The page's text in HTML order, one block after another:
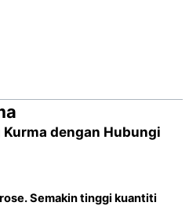
dengan Hubungi
Semakin tinggi kuantiti